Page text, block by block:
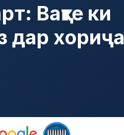
Вақте ки
дар хориҷа